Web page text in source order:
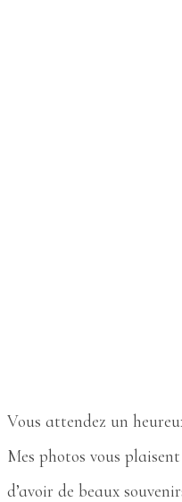
Vous attendez un
Mes photos vous
d’avoir de beaux